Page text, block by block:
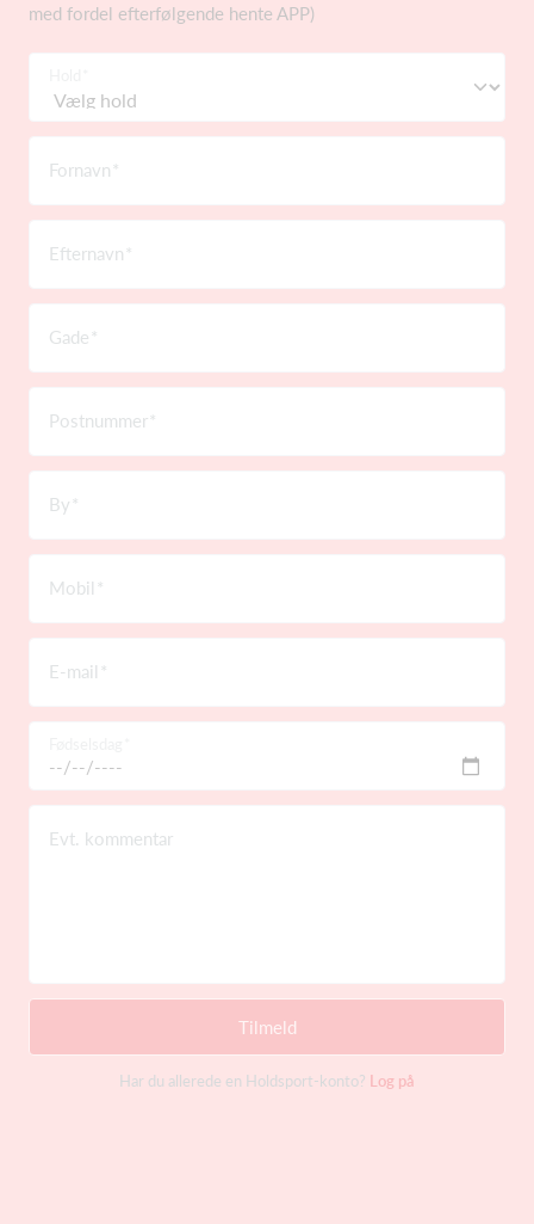
med fordel efterfølgende hente APP)
Fornavn
Efternavn
Gade
Postnummer
By
Mobil
E-mail
Evt. kommentar
Tilmeld
Har du allerede en Holdsport-konto? Log på